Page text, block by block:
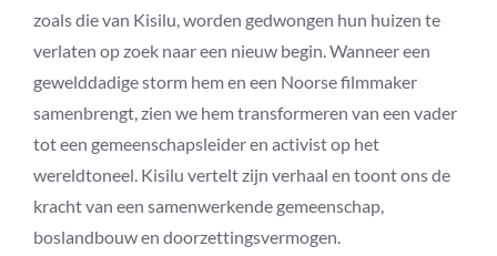
zoals die van Kisilu, worden gedwongen hun huizen te
verlaten op zoek naar een nieuw begin. Wanneer een
gewelddadige storm hem en een Noorse filmmaker
samenbrengt, zien we hem transformeren van een vader
tot een gemeenschapsleider en activist op het
wereldtoneel. Kisilu vertelt zijn verhaal en toont ons de
kracht van een samenwerkende gemeenschap,
boslandbouw en doorzettingsvermogen.